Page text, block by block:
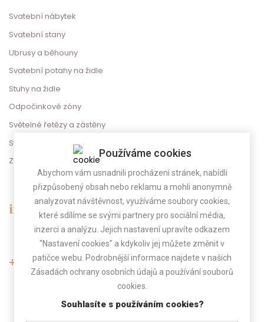
Svatební nábytek
Svatební stany
Ubrusy a běhouny
Svatební potahy na židle
Stuhy na židle
Odpočinkové zóny
Světelné řetězy a zástěny
Svatební dekorace
Zábava na svatbu
info@gregorevent.cz
+420 775 025 800
Pokud telefon nebereme, zavoláme Vám zpět.
Používáme cookies
Abychom vám usnadnili procházení stránek, nabídli
přizpůsobený obsah nebo reklamu a mohli anonymně
analyzovat návštěvnost, využíváme soubory cookies,
které sdílíme se svými partnery pro sociální média,
inzerci a analýzu. Jejich nastavení upravíte odkazem
"Nastavení cookies" a kdykoliv jej můžete změnit v
patičce webu. Podrobnější informace najdete v našich
Zásadách ochrany osobních údajů a používání souborů
cookies.
Souhlasíte s používáním cookies?